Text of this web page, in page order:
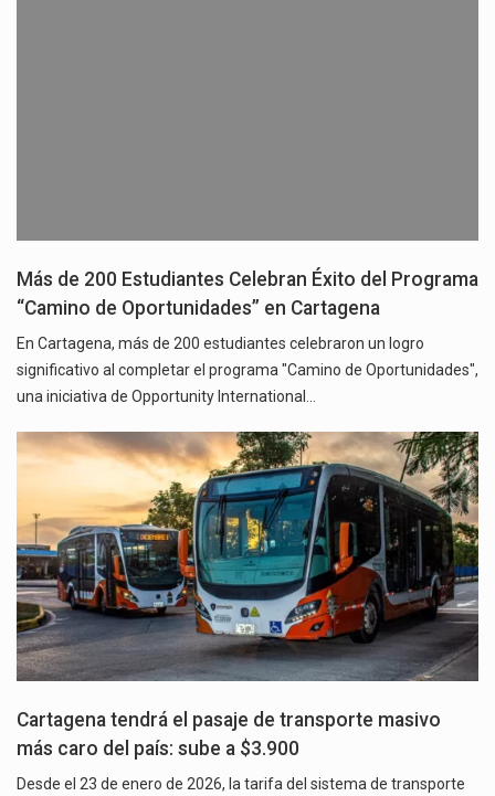
Más de 200 Estudiantes Celebran Éxito del Programa
“Camino de Oportunidades” en Cartagena
En Cartagena, más de 200 estudiantes celebraron un logro
significativo al completar el programa "Camino de Oportunidades",
una iniciativa de Opportunity International…
Cartagena tendrá el pasaje de transporte masivo
más caro del país: sube a $3.900
Desde el 23 de enero de 2026, la tarifa del sistema de transporte